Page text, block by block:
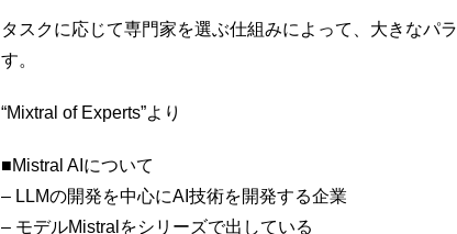
タスクに応じて専門家を選ぶ仕組みによって、大きなパ
す。
“Mixtral of Experts”より
■Mistral AIについて
– LLMの開発を中心にAI技術を開発する企業
– モデルMistralをシリーズで出している